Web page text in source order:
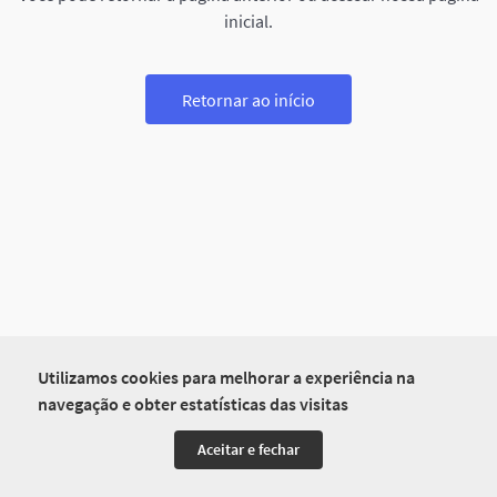
Utilizamos cookies para melhorar a experiência na
navegação e obter estatísticas das visitas
Aceitar e fechar
inicial.
Retornar ao início